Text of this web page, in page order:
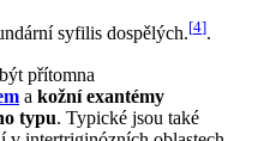
syfilis dospělých.[4].
přítomna
a kožní exantémy
typu. Typické jsou také